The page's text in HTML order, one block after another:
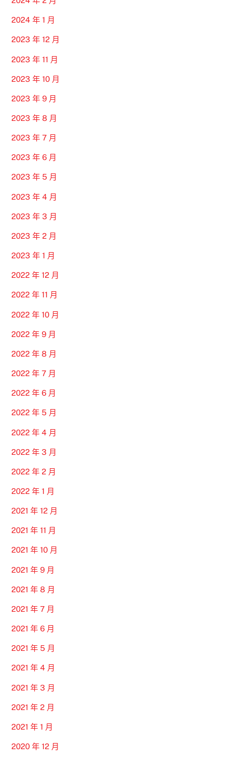
2024 年 1 月
2023 年 12 月
2023 年 11 月
2023 年 10 月
2023 年 9 月
2023 年 8 月
2023 年 7 月
2023 年 6 月
2023 年 5 月
2023 年 4 月
2023 年 3 月
2023 年 2 月
2023 年 1 月
2022 年 12 月
2022 年 11 月
2022 年 10 月
2022 年 9 月
2022 年 8 月
2022 年 7 月
2022 年 6 月
2022 年 5 月
2022 年 4 月
2022 年 3 月
2022 年 2 月
2022 年 1 月
2021 年 12 月
2021 年 11 月
2021 年 10 月
2021 年 9 月
2021 年 8 月
2021 年 7 月
2021 年 6 月
2021 年 5 月
2021 年 4 月
2021 年 3 月
2021 年 2 月
2021 年 1 月
2020 年 12 月